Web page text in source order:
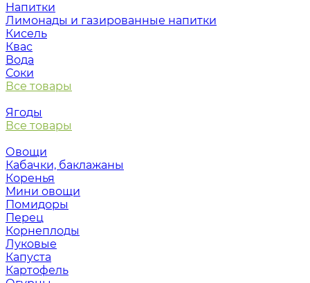
Напитки
Лимонады и газированные напитки
Кисель
Квас
Вода
Соки
Все товары
Ягоды
Все товары
Овощи
Кабачки, баклажаны
Коренья
Мини овощи
Помидоры
Перец
Корнеплоды
Луковые
Капуста
Картофель